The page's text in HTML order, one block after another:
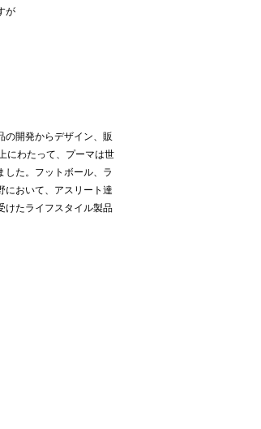
が
の開発からデザイン、販
にわたって、プーマは世
した。フットボール、ラ
において、アスリート達
けたライフスタイル製品